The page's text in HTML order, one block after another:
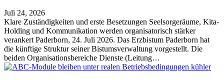
Juli 24, 2026
Klare Zuständigkeiten und erste Besetzungen Seelsorgeräume, Kita-
Holding und Kommunikation werden organisatorisch stärker
verankert Paderborn, 24. Juli 2026. Das Erzbistum Paderborn hat
die künftige Struktur seiner Bistumsverwaltung vorgestellt. Die
beiden Organisationsbereiche Dienste (Leitung…